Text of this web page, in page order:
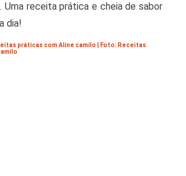
Uma receita prática e cheia de sabor
dia!
práticas com Aline camilo | Foto: Receitas